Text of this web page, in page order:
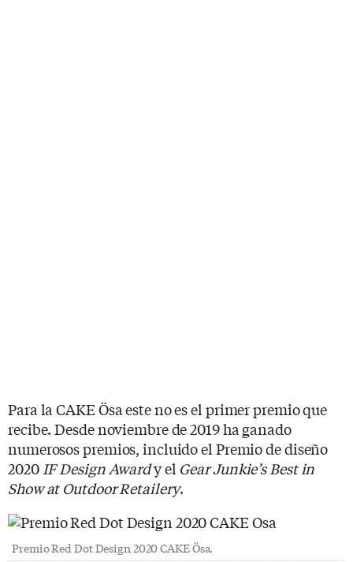
Para la CAKE Ösa este no es el primer premio que
recibe. Desde noviembre de 2019 ha ganado
numerosos premios, incluido el Premio de diseño
2020 IF Design Awardy el Gear Junkie’s Best in
Show at Outdoor Retailery.
Premio Red Dot Design 2020 CAKE Ösa.